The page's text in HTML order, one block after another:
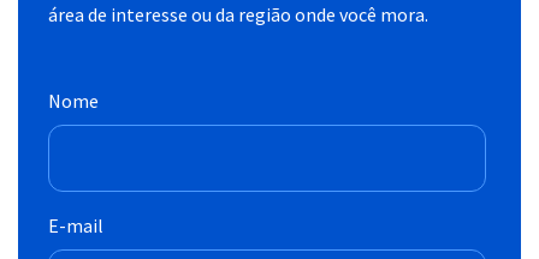
área de interesse ou da região onde você mora.
Nome
E-mail